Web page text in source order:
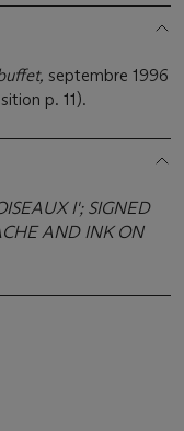
septembre 1996
p. 11).
I'; SIGNED
AND INK ON